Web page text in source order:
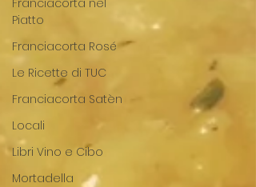
Franciacorta nel
Piatto
Franciacorta Rosé
Le Ricette di TUC
Franciacorta Satèn
Locali
Libri Vino e Cibo
Mortadella